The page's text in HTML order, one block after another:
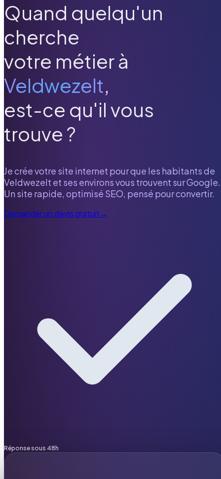
Quand quelqu'un
cherche
votre métier à
Veldwezelt,
est-ce qu'il vous
trouve ?
Je crée votre site internet pour que les habitants de
Veldwezelt et ses environs vous trouvent sur Google.
Un site rapide, optimisé SEO, pensé pour convertir.
Demander un devis gratuit→
Réponse sous 48h